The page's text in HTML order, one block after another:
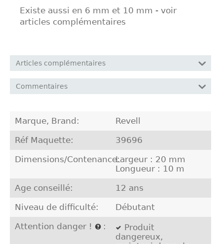
Existe aussi en 6 mm et 10 mm - voir
articles complémentaires
Articles complémentaires
Commentaires
Marque, Brand: Revell
Réf Maquette: 39696
Dimensions/Contenance:Largeur : 20 mm
Longueur : 10 m
Age conseillé: 12 ans
Niveau de difficulté: Débutant
Attention danger ! :
Produit
dangereux,